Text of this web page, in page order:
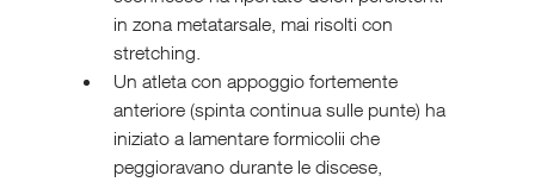
in zona metatarsale, mai risolti con
stretching.
Un atleta con appoggio fortemente
anteriore (spinta continua sulle punte) ha
iniziato a lamentare formicolii che
peggioravano durante le discese,